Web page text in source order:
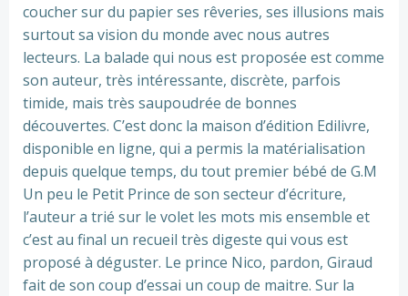
coucher sur du papier ses rêveries, ses illusions mais
surtout sa vision du monde avec nous autres
lecteurs. La balade qui nous est proposée est comme
son auteur, très intéressante, discrète, parfois
timide, mais très saupoudrée de bonnes
découvertes. C’est donc la maison d’édition Edilivre,
disponible en ligne, qui a permis la matérialisation
depuis quelque temps, du tout premier bébé de G.M
Un peu le Petit Prince de son secteur d’écriture,
l’auteur a trié sur le volet les mots mis ensemble et
c’est au final un recueil très digeste qui vous est
proposé à déguster. Le prince Nico, pardon, Giraud
fait de son coup d’essai un coup de maitre. Sur la